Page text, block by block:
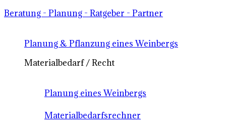
Beratung - Planung - Ratgeber - Partner
Planung & Pflanzung eines Weinbergs
Materialbedarf / Recht
Planung eines Weinbergs
Materialbedarfsrechner